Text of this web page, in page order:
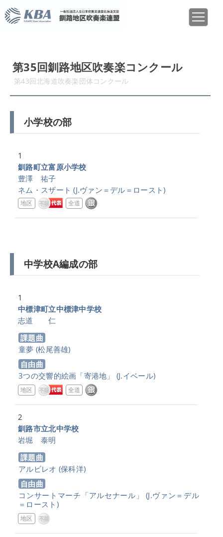
第35回釧路地区吹奏楽コンクール
第43回北海道吹奏楽団体コンクール
小学校の部
1
釧路町立富原小学校
豊澤 祐子
ネム・スザート (J.ヴァン＝デル＝ロースト)
地区 全道
中学校A編成の部
1
中標津町立中標津中学校
志道 仁
課題曲
童夢 (松尾善雄)
自由曲
3つの交響的絵画「寄港地」
(J.イベール)
地区 全道
2
釧路市立北中学校
岩堀 泰明
課題曲
アルビレオ (保科洋)
自由曲
コンサートマーチ「アルセナール」
(J.ヴァン＝デル
＝ロースト)
地区